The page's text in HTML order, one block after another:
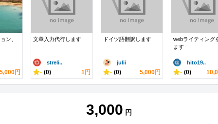
ン、
5,000円
文章入力代行します
streli..
- (0) 1円
ドイツ語翻訳します
julii
- (0) 5,000円
webライティング
ます
hito19..
- (0)
3,000 円